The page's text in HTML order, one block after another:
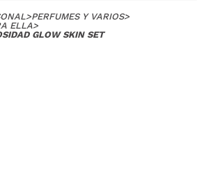
>PERFUMES Y VARIOS>
ELLA>
GLOW SKIN SET